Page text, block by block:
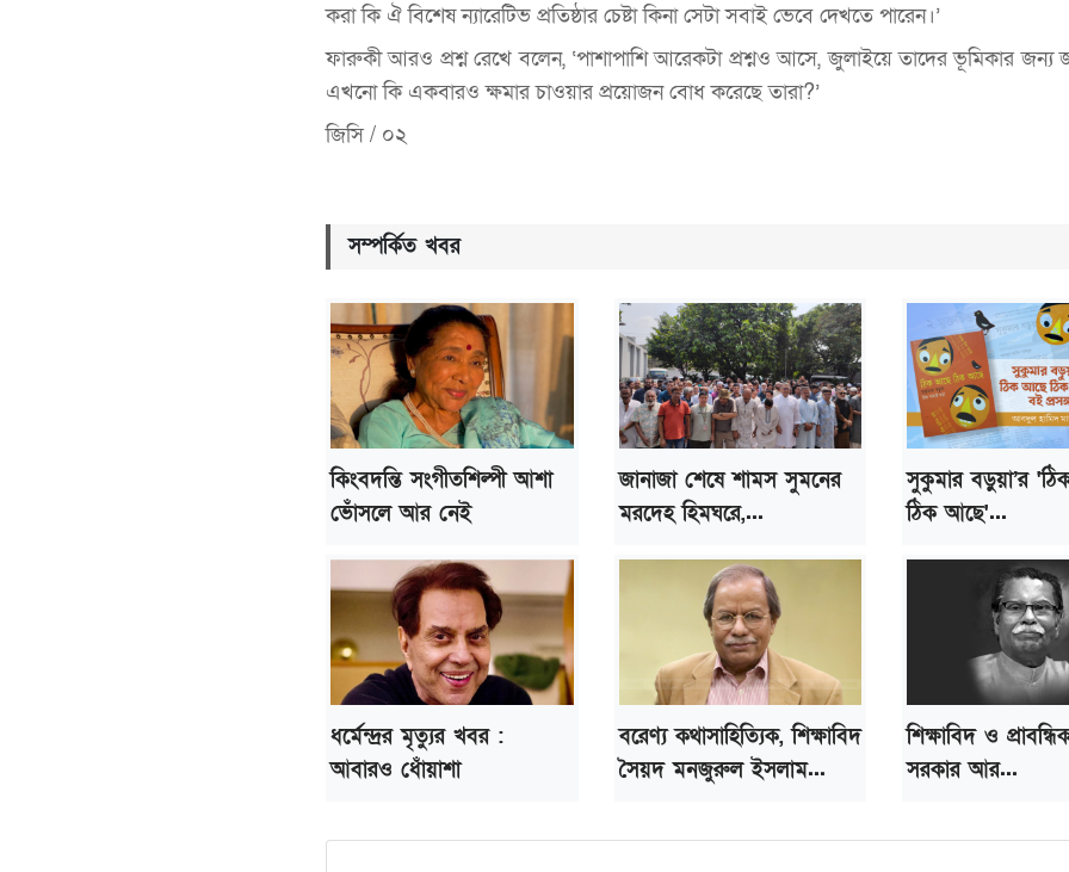
করা কি ঐ বিশেষ ন্যারেটিভ প্রতিষ্ঠার চেষ্টা কিনা সেটা সবাই ভেবে দেখতে পারেন।’
ফারুকী আরও প্রশ্ন রেখে বলেন, ‘পাশাপাশি আরেকটা প্রশ্নও আসে, জুলাইয়ে তাদের ভূমিকার জন্য
এখনো কি একবারও ক্ষমার চাওয়ার প্রয়োজন বোধ করেছে তারা?’
জিসি / ০২
সম্পর্কিত খবর
কিংবদন্তি সংগীতশিল্পী আশা
ভোঁসলে আর নেই
জানাজা শেষে শামস সুমনের
মরদেহ হিমঘরে,...
সুকুমার বড়ুয়া’র
ঠিক আছে'...
ধর্মেন্দ্রর মৃত্যুর খবর :
আবারও ধোঁয়াশা
বরেণ্য কথাসাহিত্যিক, শিক্ষাবিদ
সৈয়দ মনজুরুল ইসলাম...
শিক্ষাবিদ ও
সরকার আর...